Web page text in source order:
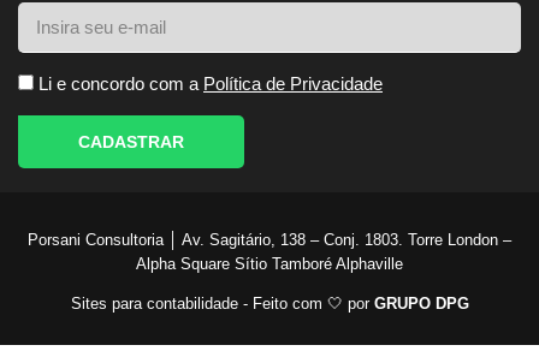
Li e concordo com a Política de Privacidade
CADASTRAR
Porsani Consultoria │ Av. Sagitário, 138 – Conj. 1803. Torre London –
Alpha Square Sítio Tamboré Alphaville
Sites para contabilidade - Feito com 🤍 por GRUPO DPG